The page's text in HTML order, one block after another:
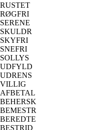
RUSTET
RØGFRI
SERENE
SKULDR
SKYFRI
SNEFRI
SOLLYS
UDFYLD
UDRENS
VILLIG
AFBETAL
BEHERSK
BEMESTR
BEREDTE
BESTRID